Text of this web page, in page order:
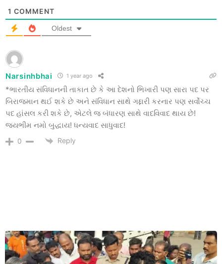
1 COMMENT
Oldest
Narsinhbhai 1 year ago
*ભારતીય સંવિધાનની તાકાત છે કે આ દેશનો ભિખારી પણ સારા પદ પર
બિરાજમાન થઈ શકે છે અને સંવિધાન સાથે ગદ્દારી કરનાર પણ સર્વોચ્ચ
પદ હાંસલ કરી શકે છે, એટલે જ બંધારણ સાથે વાદવિવાદ થાય છે!
જયભીમ નમો બુદ્ધાય! ધન્યવાદ સાધુવાદ!
0 Reply